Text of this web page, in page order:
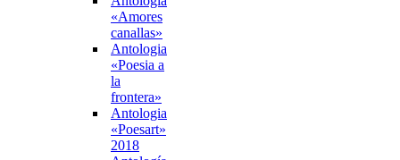
«Amores
canallas»
Antologia
«Poesia a
la
frontera»
Antologia
«Poesart»
2018